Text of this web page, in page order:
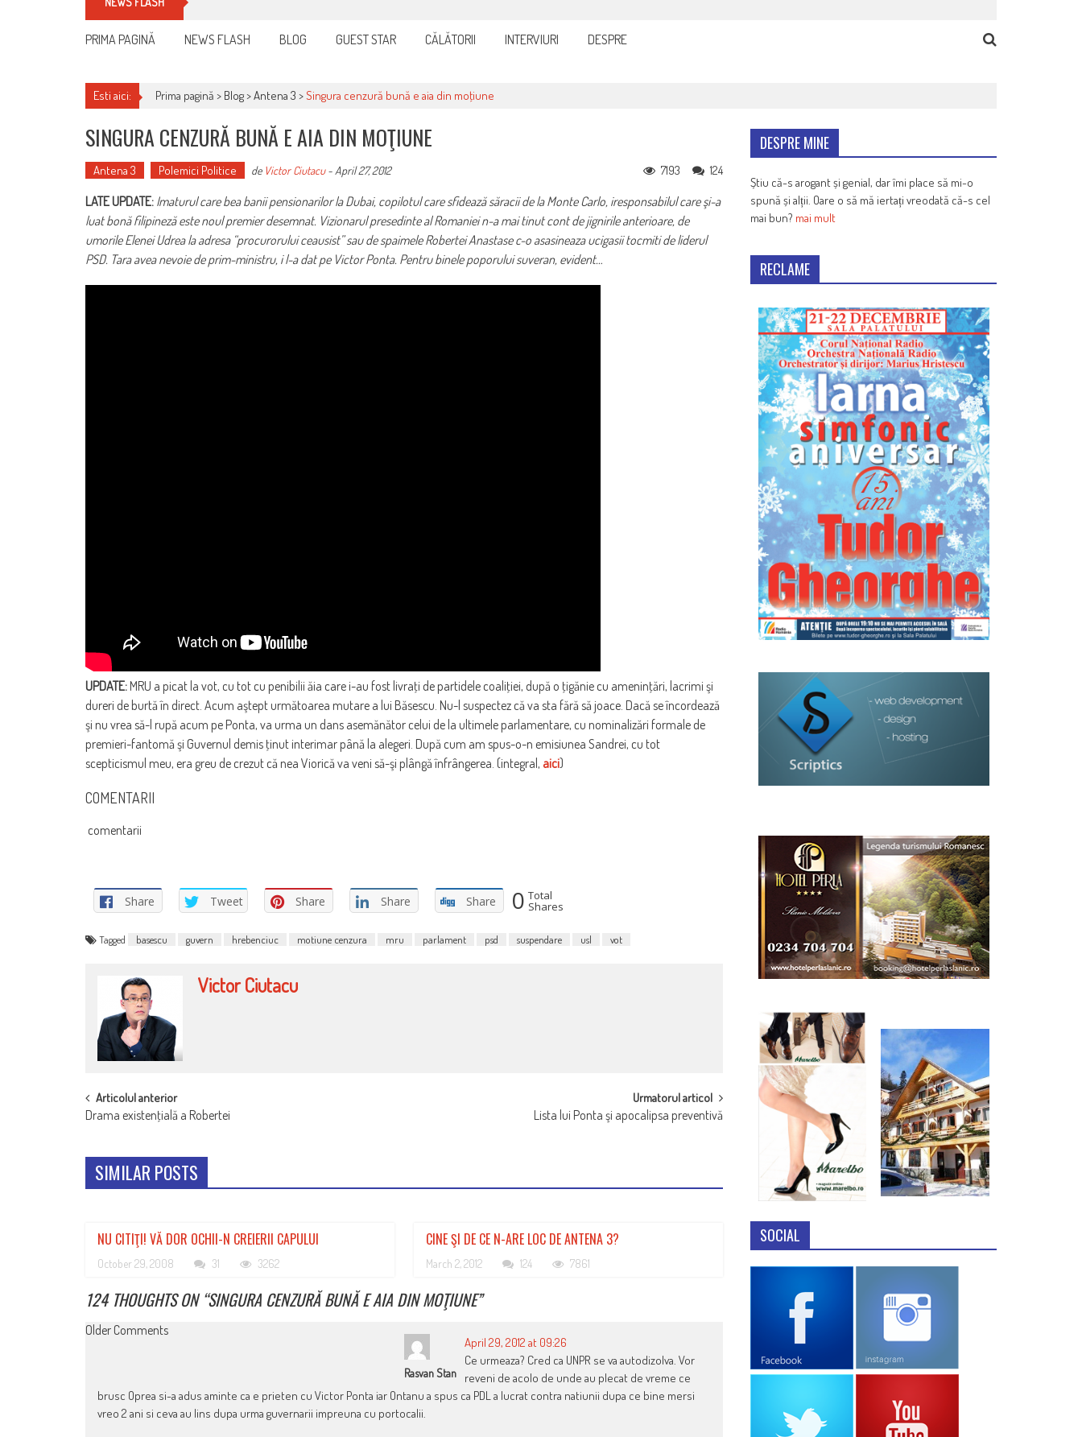
PRIMA PAGINĂ NEWS FLASH BLOG GUEST STAR CĂLĂTORII INTERVIURI DESPRE
Esti aici: Prima pagină > Blog>Antena 3 >Singura cenzură bună e aia din moţiune
SINGURA CENZURĂ BUNĂ E AIA DIN MOŢIUNE
Antena 3 Polemici Politice de Victor Ciutacu- April 27, 2012 124
7193
LATE UPDATE: Imaturul care bea banii pensionarilor la Dubai, copilotul care sfidează săracii de la Monte Carlo, iresponsabilul care şi-a
luat bonă filipineză este noul premier desemnat. Vizionarul presedinte al Romaniei n-a mai tinut cont de jignirile anterioare, de
umorile Elenei Udrea la adresa “procurorului ceausist” sau de spaimele Robertei Anastase c-o asasineaza ucigasii tocmiti de liderul
PSD. Tara avea nevoie de prim-ministru, i l-a dat pe Victor Ponta. Pentru binele poporului suveran, evident…
UPDATE: MRU a picat la vot, cu tot cu penibilii ăia care i-au fost livraţi de partidele coaliţiei, după o ţigănie cu ameninţări, lacrimi şi
dureri de burtă în direct. Acum aştept următoarea mutare a lui Băsescu. Nu-l suspectez că va sta fără să joace. Dacă se încordează
şi nu vrea să-l rupă acum pe Ponta, va urma un dans asemănător celui de la ultimele parlamentare, cu nominalizări formale de
premieri-fantomă şi Guvernul demis ţinut interimar până la alegeri. După cum am spus-o-n emisiunea Sandrei, cu tot
scepticismul meu, era greu de crezut că nea Viorică va veni să-şi plângă înfrângerea. (integral, aici)
COMENTARII
comentarii
Share Tweet Share Share Share 0 Total
Shares
Tagged basescu guvern hrebenciuc motiune cenzura mru parlament psd suspendare usl vot
Victor Ciutacu
POST
NAVIGATION
Articolul anterior
Drama existenţială a Robertei
Urmatorul articol
Lista lui Ponta şi apocalipsa preventivă
SIMILAR POSTS
NU CITIŢI! VĂ DOR OCHII-N CREIERII CAPULUI
October 29, 2008 31 3262
CINE ŞI DE CE N-ARE LOC DE ANTENA 3?
March 2, 2012 124 7861
124 THOUGHTS ON “SINGURA CENZURĂ BUNĂ E AIA DIN MOŢIUNE”
COMMENT
Older Comments
Rasvan Stan
April 29, 2012 at 09:26
Ce urmeaza? Cred ca UNPR se va autodizolva. Vor
reveni de acolo de unde au plecat de vreme ce
brusc Oprea si-a adus aminte ca e prieten cu Victor Ponta iar Ontanu a spus ca PDL a lucrat contra natiunii dupa ce bine mersi
vreo 2 ani si ceva au lins dupa urma guvernarii impreuna cu portocalii.
DESPRE MINE
Știu că-s arogant și genial, dar îmi place să mi-o
spună și alții. Oare o să mă iertați vreodată că-s cel
mai bun? mai mult
RECLAME
SOCIAL